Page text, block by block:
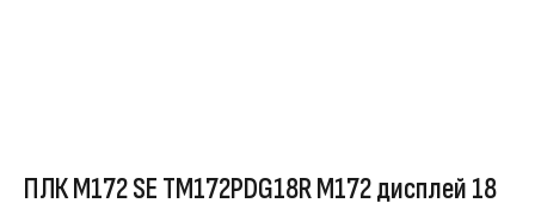
ПЛК М172 SE TM172PDG18R M172 дисплей 18